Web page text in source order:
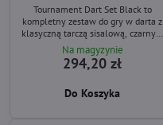
Tournament Dart Set Black to
kompletny zestaw do gry w darta z
klasyczną tarczą sisalową, czarnym
puzzle surroundem, tablicą
wyników oraz rozbudowanym
zestawem akcesoriów, w tym
dodatków. Idealny do domu i
Na magyzynie
294,20 zł
Do Koszyka